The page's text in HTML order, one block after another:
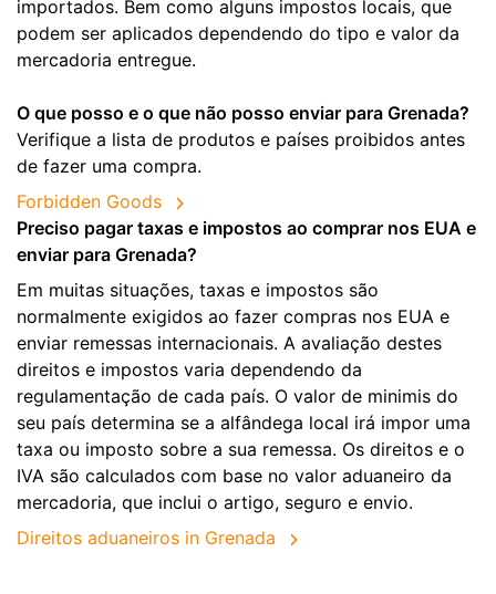
importados. Bem como alguns impostos locais, que
podem ser aplicados dependendo do tipo e valor da
mercadoria entregue.
O que posso e o que não posso enviar para Grenada?
Verifique a lista de produtos e países proibidos antes
de fazer uma compra.
Forbidden Goods
Preciso pagar taxas e impostos ao comprar nos EUA e
enviar para Grenada?
Em muitas situações, taxas e impostos são
normalmente exigidos ao fazer compras nos EUA e
enviar remessas internacionais. A avaliação destes
direitos e impostos varia dependendo da
regulamentação de cada país. O valor de minimis do
seu país determina se a alfândega local irá impor uma
taxa ou imposto sobre a sua remessa. Os direitos e o
IVA são calculados com base no valor aduaneiro da
mercadoria, que inclui o artigo, seguro e envio.
Direitos aduaneiros in Grenada